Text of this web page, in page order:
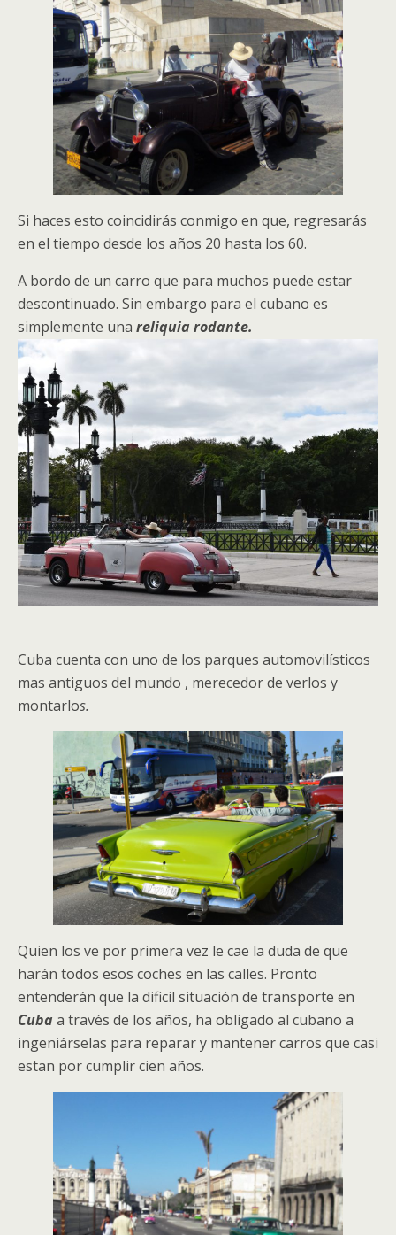
Si haces esto coincidirás conmigo en que, regresarás
en el tiempo desde los años 20 hasta los 60.
A bordo de un carro que para muchos puede estar
descontinuado. Sin embargo para el cubano es
simplemente una reliquia rodante.
Cuba cuenta con uno de los parques automovilísticos
mas antiguos del mundo , merecedor de verlos y
montarlos.
Quien los ve por primera vez le cae la duda de que
harán todos esos coches en las calles. Pronto
entenderán que la dificil situación de transporte en
Cuba a través de los años, ha obligado al cubano a
ingeniárselas para reparar y mantener carros que casi
estan por cumplir cien años.